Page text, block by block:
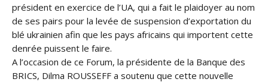
président en exercice de l’UA, qui a fait le plaidoyer au nom
de ses pairs pour la levée de suspension d’exportation du
blé ukrainien afin que les pays africains qui importent cette
denrée puissent le faire.
A l’occasion de ce Forum, la présidente de la Banque des
BRICS, Dilma ROUSSEFF a soutenu que cette nouvelle